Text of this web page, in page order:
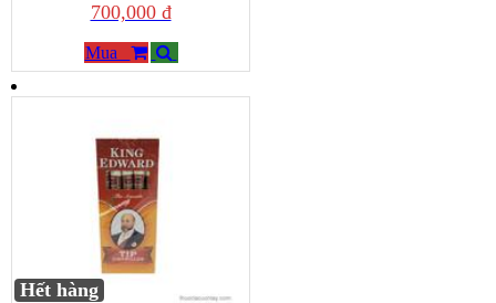
700,000 đ
Mua
Hết hàng